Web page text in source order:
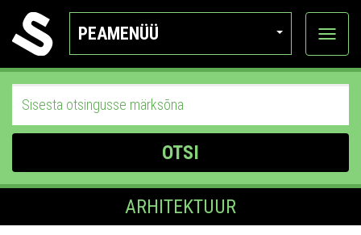
PEAMENÜÜ
Ava
OTSI
ARHITEKTUUR